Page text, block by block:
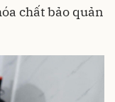
chất bảo quản